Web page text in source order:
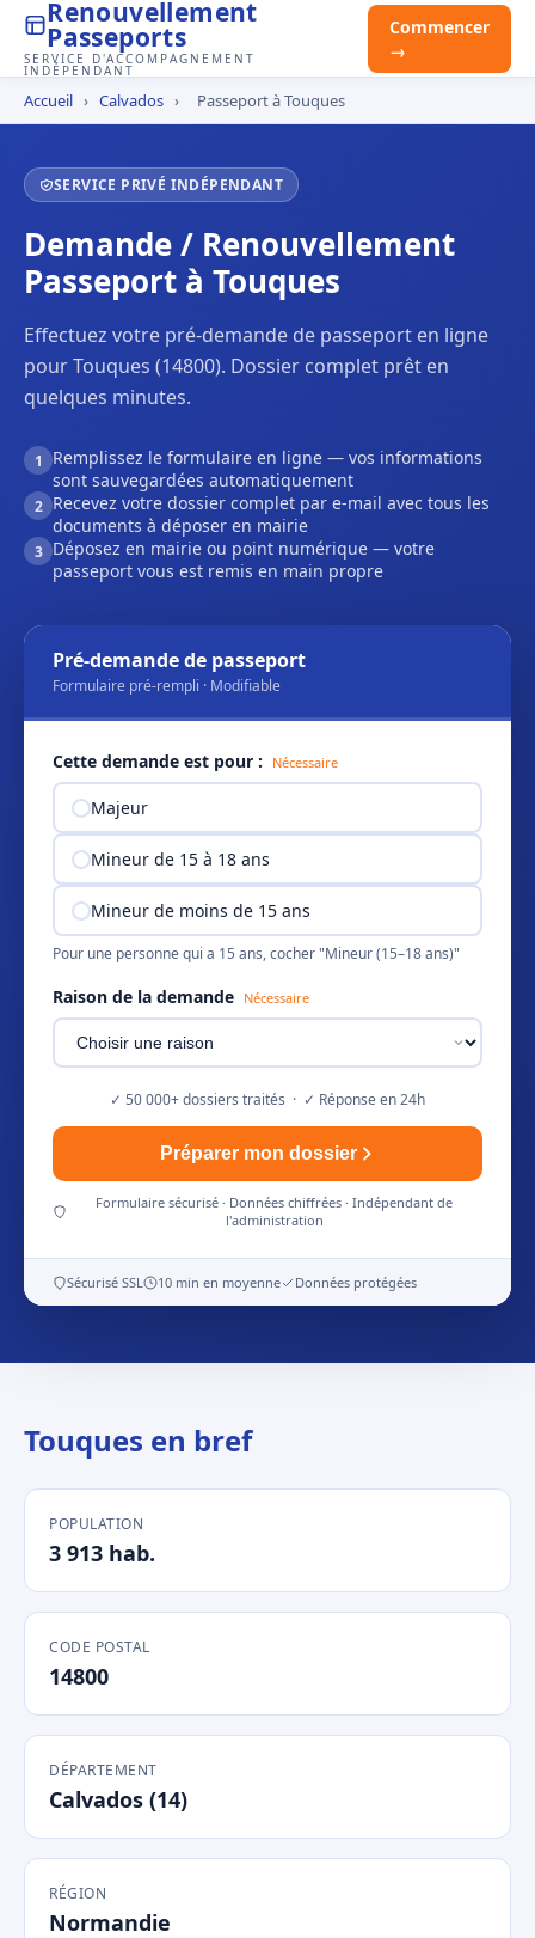
Renouvellement
Passeports
SERVICE D'ACCOMPAGNEMENT
INDÉPENDANT
Commencer
→
Accueil › Calvados › Passeport à Touques
SERVICE PRIVÉ INDÉPENDANT
Demande / Renouvellement
Passeport à Touques
Effectuez votre pré-demande de passeport en ligne
pour Touques (14800). Dossier complet prêt en
quelques minutes.
1
Remplissez le formulaire en ligne — vos informations
sont sauvegardées automatiquement
2 Recevez votre dossier complet par e-mail avec tous les
documents à déposer en mairie
3 Déposez en mairie ou point numérique — votre
passeport vous est remis en main propre
Pré-demande de passeport
Formulaire pré-rempli · Modifiable
Cette demande est pour : Nécessaire
Majeur
Mineur de 15 à 18 ans
Mineur de moins de 15 ans
Pour une personne qui a 15 ans, cocher "Mineur (15–18 ans)"
Raison de la demande Nécessaire
✓ 50 000+ dossiers traités · ✓ Réponse en 24h
Préparer mon dossier
Formulaire sécurisé · Données chiffrées · Indépendant de
l'administration
Sécurisé SSL 10 min en moyenne Données protégées
Touques en bref
POPULATION
3 913 hab.
CODE POSTAL
14800
DÉPARTEMENT
Calvados (14)
RÉGION
Normandie